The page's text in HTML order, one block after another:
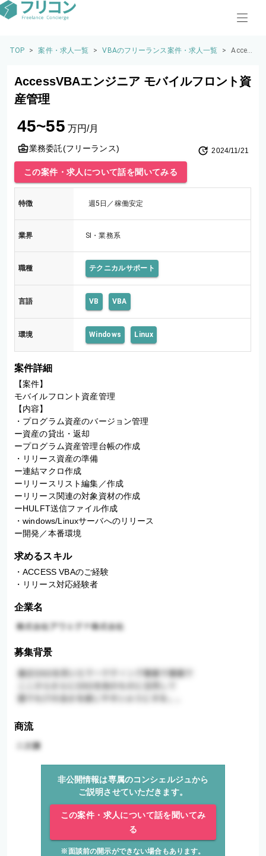
TOP > 案件・求人一覧 > VBAのフリーランス案件・求人一覧 >
Acces
ニア
AccessVBAエンジニア モバイルフロント資
産管理
45~55 万円/月
業務委託(フリーランス) 2024/11/21
この案件・求人について話を聞いてみる
特徴 週5日／稼働安定
業界 SI・業務系
職種 テクニカルサポート
言語 VB VBA
環境 Windows Linux
案件詳細
【案件】
モバイルフロント資産管理
【内容】
・プログラム資産のバージョン管理
ー資産の貸出・返却
ープログラム資産管理台帳の作成
・リリース資産の準備
ー連結マクロ作成
ーリリースリスト編集／作成
ーリリース関連の対象資材の作成
ーHULFT送信ファイル作成
・windows/Linuxサーバへのリリース
ー開発／本番環境
求めるスキル
・ACCESS VBAのご経験
・リリース対応経験者
企業名
募集背景
商流
非公開情報は専属のコンシェルジュから
ご説明させていただきます。
この案件・求人について話を聞いてみ
る
※面談前の開示ができない場合もあります。